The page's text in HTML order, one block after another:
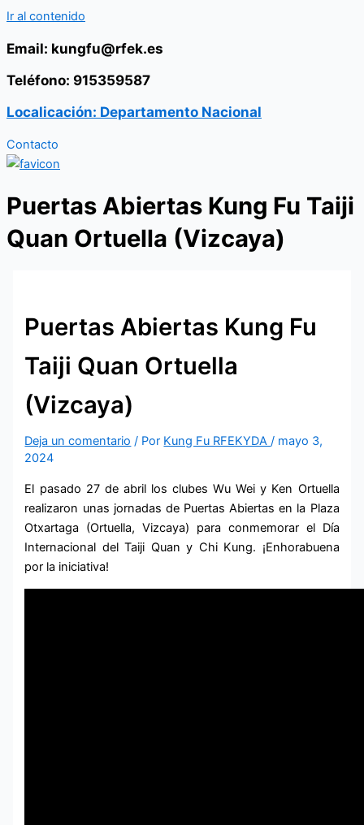
Ir al contenido
Email: kungfu@rfek.es
Teléfono: 915359587
Localicación: Departamento Nacional
Contacto
Puertas Abiertas Kung Fu Taiji
Quan Ortuella (Vizcaya)
Puertas Abiertas Kung Fu
Taiji Quan Ortuella
(Vizcaya)
Deja un comentario / Por Kung Fu RFEKYDA/ mayo 3,
2024
El pasado 27 de abril los clubes Wu Wei y Ken Ortuella
realizaron unas jornadas de Puertas Abiertas en la Plaza
Otxartaga (Ortuella, Vizcaya) para conmemorar el Día
Internacional del Taiji Quan y Chi Kung. ¡Enhorabuena
por la iniciativa!